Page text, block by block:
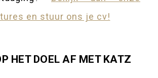
en stuur ons je cv!
HET DOEL AF MET KATZ